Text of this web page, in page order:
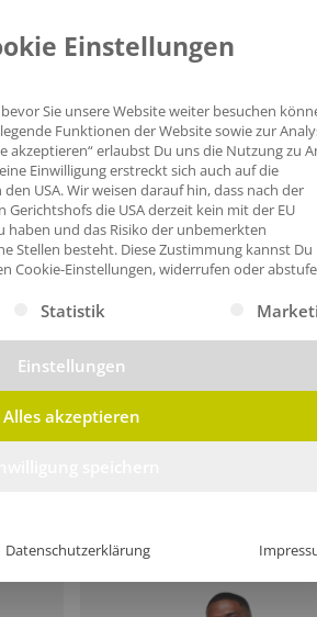
Einstellungen
Sie unsere Website weiter besuchen
Funktionen der Website sowie zur
akzeptieren“ erlaubst Du uns die Nutzung zu
Einwilligung erstreckt sich auch auf die
USA. Wir weisen darauf hin, dass nach der
Gerichtshofs die USA derzeit kein mit der EU
haben und das Risiko der unbemerkten
Stellen besteht. Diese Zustimmung kannst Du
Cookie-Einstellungen, widerrufen oder
Gruppen, für die eine Einwilligung
Statistik
Einstellungen
Alles akzeptieren
Datenschutzerklärung